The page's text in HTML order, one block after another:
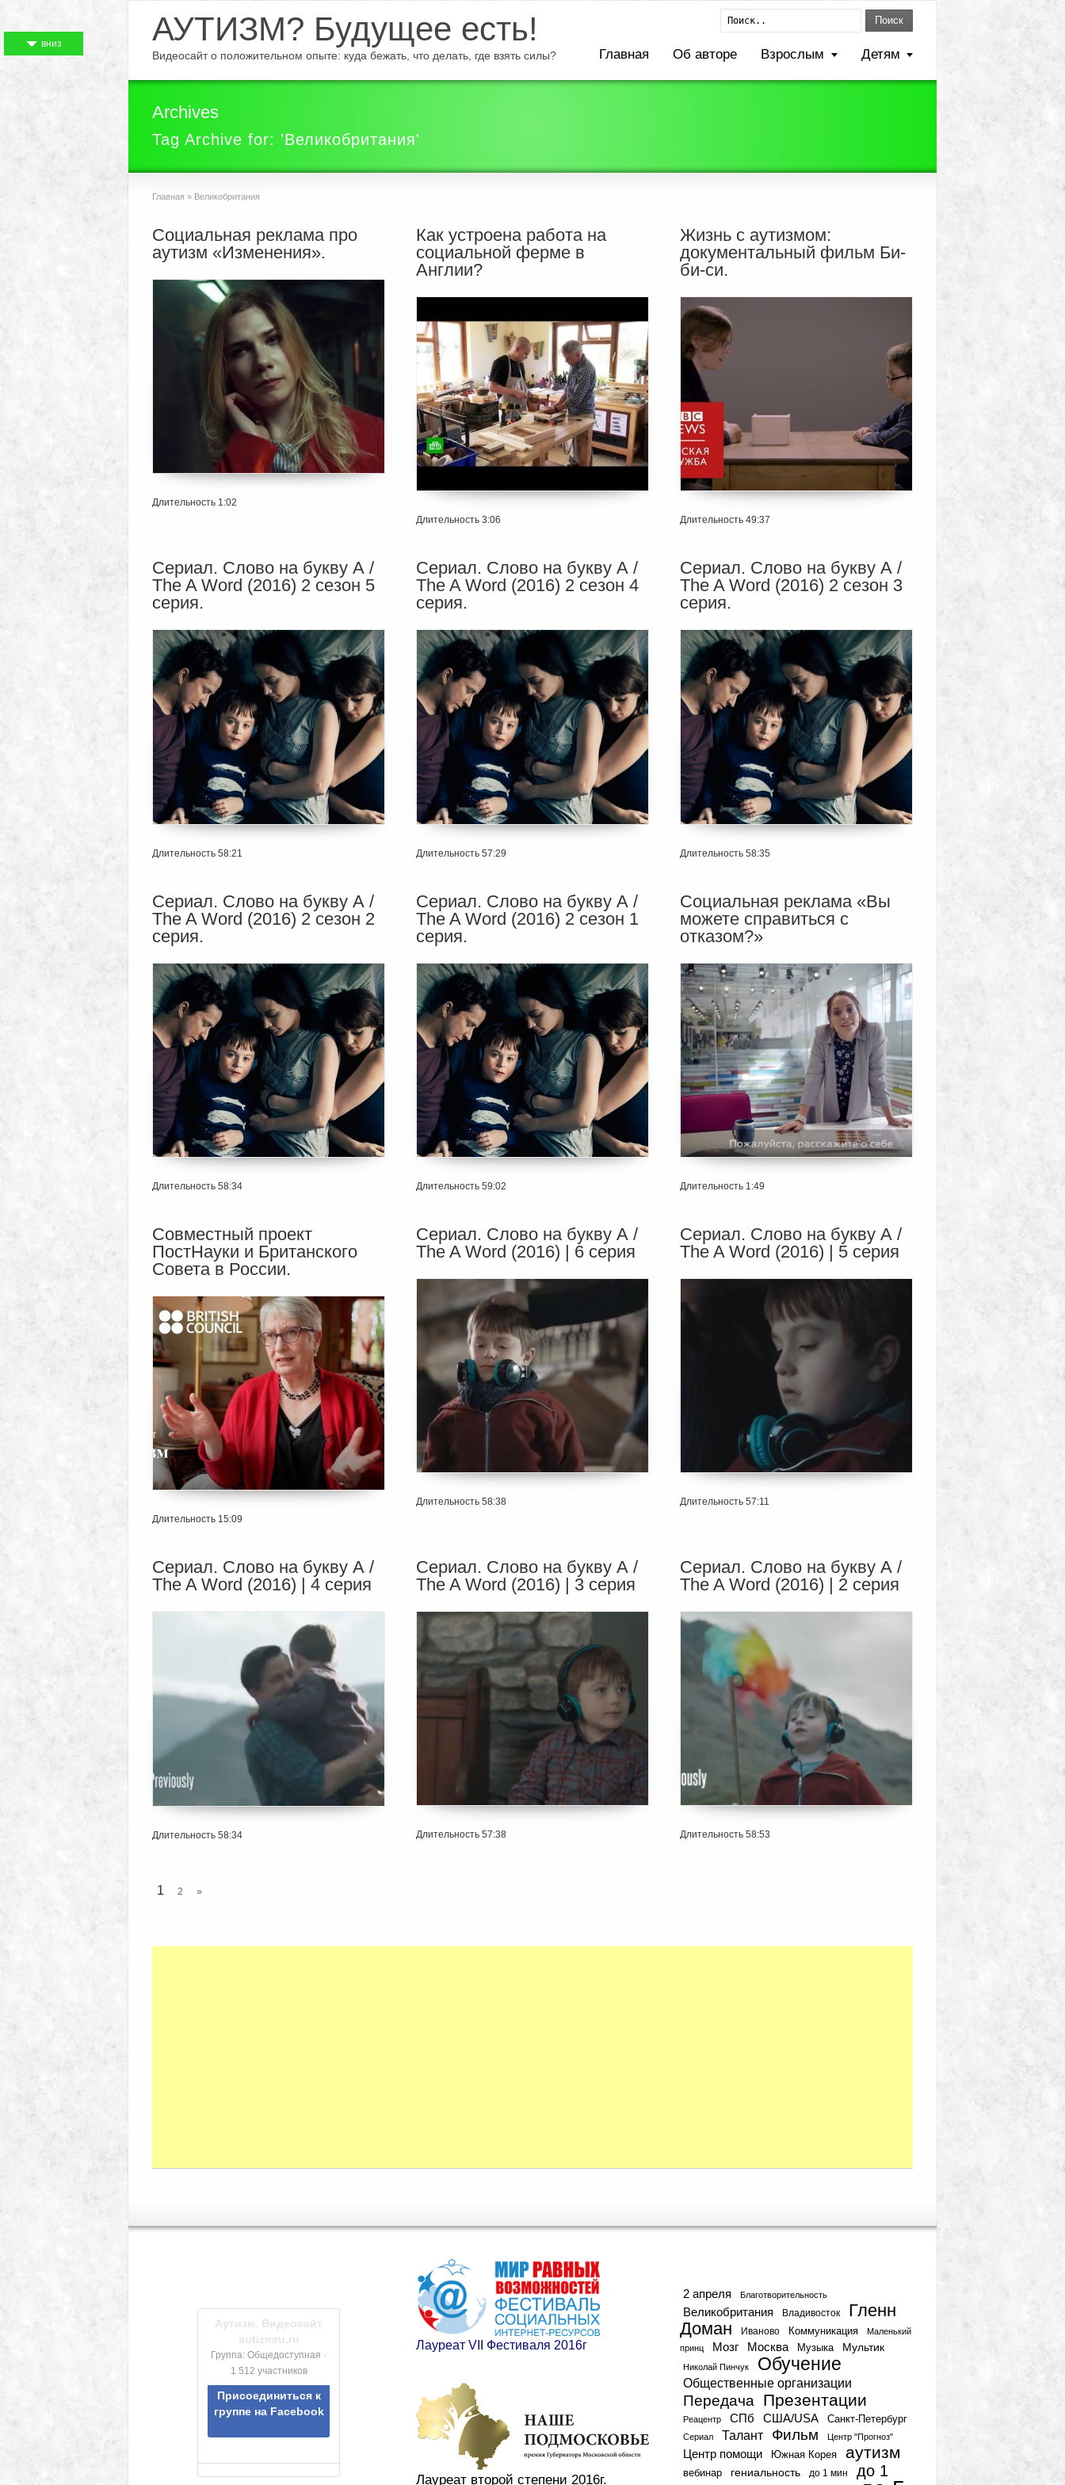
АУТИЗМ? Будущее есть!
Видеосайт о положительном опыте: куда бежать, что делать, где взять силы?
Поиск
Главная Об авторе Взрослым Детям
Archives
Tag Archive for: 'Великобритания'
Главная » Великобритания
Социальная реклама про
аутизм «Изменения».
Длительность 1:02
Как устроена работа на
социальной ферме в
Англии?
Длительность 3:06
Жизнь с аутизмом:
документальный фильм Би-
би-си.
Длительность 49:37
Сериал. Слово на букву А /
The A Word (2016) 2 сезон 5
серия.
Длительность 58:21
Сериал. Слово на букву А /
The A Word (2016) 2 сезон 4
серия.
Длительность 57:29
Сериал. Слово на букву А /
The A Word (2016) 2 сезон 3
серия.
Длительность 58:35
Сериал. Слово на букву А /
The A Word (2016) 2 сезон 2
серия.
Длительность 58:34
Сериал. Слово на букву А /
The A Word (2016) 2 сезон 1
серия.
Длительность 59:02
Социальная реклама «Вы
можете справиться с
отказом?»
Длительность 1:49
Совместный проект
ПостНауки и Британского
Совета в России.
Длительность 15:09
Сериал. Слово на букву А /
The A Word (2016) | 6 серия
Длительность 58:38
Сериал. Слово на букву А /
The A Word (2016) | 5 серия
Длительность 57:11
Сериал. Слово на букву А /
The A Word (2016) | 4 серия
Длительность 58:34
Сериал. Слово на букву А /
The A Word (2016) | 3 серия
Длительность 57:38
Сериал. Слово на букву А /
The A Word (2016) | 2 серия
Длительность 58:53
1 2 »
Аутизм. Видеосайт
autizmru.ru
Группа: Общедоступная ·
1 512 участников
Присоединиться к
группе на Facebook
Лауреат VII Фестиваля 2016г
Лауреат второй степени 2016г.
2 апреля Благотворительность
Великобритания Владивосток
Гленн
Доман
Иваново Коммуникация
Маленький
принц
Мозг Москва Музыка Мультик
Николай Пинчук Обучение
Общественные организации
Передача Презентации
Реацентр СПб США/USA Санкт-Петербург
Сериал Талант Фильм Центр "Прогноз"
Центр помощи Южная Корея аутизм
вебинар гениальность до 1 мин
до 1
вниз